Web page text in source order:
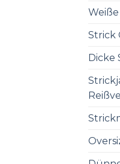
Strick
Dicke